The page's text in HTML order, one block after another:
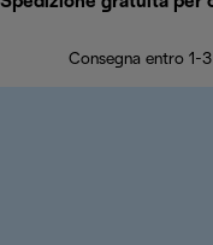
Consegna entro 1-